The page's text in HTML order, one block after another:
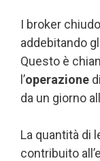
I broker
addebitando
Questo è
l’operazione
da un giorno
La quantità di
contribuito